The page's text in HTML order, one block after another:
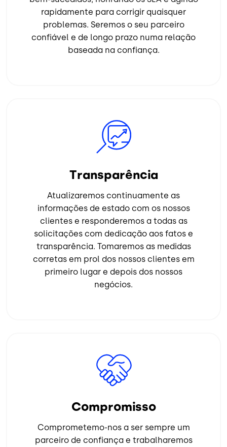
rapidamente para corrigir quaisquer
problemas. Seremos o seu parceiro
confiável e de longo prazo numa relação
baseada na confiança.
Transparência
Atualizaremos continuamente as
informações de estado com os nossos
clientes e responderemos a todas as
solicitações com dedicação aos fatos e
transparência. Tomaremos as medidas
corretas em prol dos nossos clientes em
primeiro lugar e depois dos nossos
negócios.
Imagem
Compromisso
Comprometemo-nos a ser sempre um
parceiro de confiança e trabalharemos
Imagem